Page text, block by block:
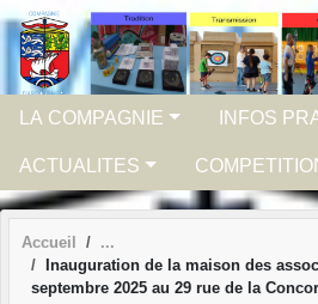
LA COMPAGNIE INFOS
ACTUALITES
Accueil
Inauguration de la maison des
septembre 2025 au 29 rue de la
Panneau de gestion des cookies